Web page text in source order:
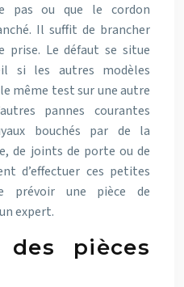
pas ou que le cordon
Il suffit de brancher
prise. Le défaut se situe
si les autres modèles
même test sur une autre
pannes courantes
bouchés par de la
de joints de porte ou de
d’effectuer ces petites
prévoir une pièce de
expert.
pièces